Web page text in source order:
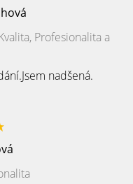
Profesionalita a
nadšená.